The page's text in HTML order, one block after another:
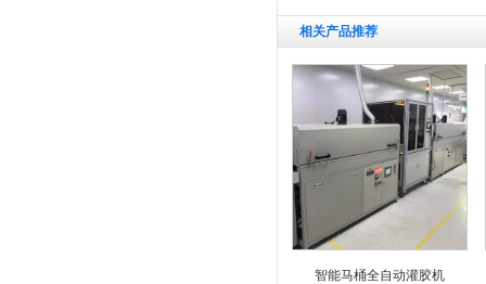
相关产品推荐
智能马桶全自动灌胶机